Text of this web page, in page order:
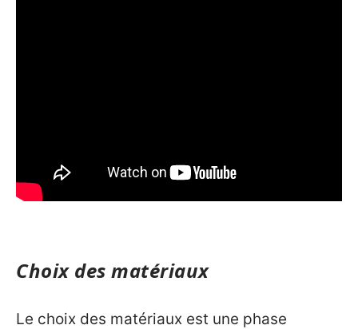
Choix des matériaux
Le choix des matériaux est une phase